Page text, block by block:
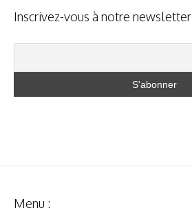
Inscrivez-vous à notre newsletter
Menu :